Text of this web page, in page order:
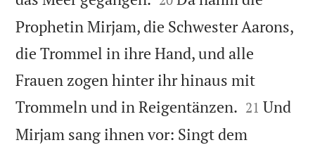
Prophetin Mirjam, die Schwester Aarons,
die Trommel in ihre Hand, und alle
Frauen zogen hinter ihr hinaus mit
Trommeln und in Reigentänzen. 

21 Und
Mirjam sang ihnen vor: Singt dem